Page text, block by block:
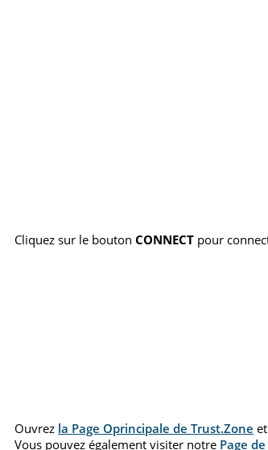
Cliquez sur le boutonCONNECT pour
Ouvrez la Page Oprincipale de Trust.Zone
Vous pouvez également visiter notre Page